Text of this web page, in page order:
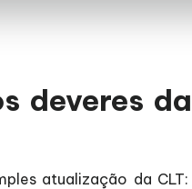
deveres
atualização da